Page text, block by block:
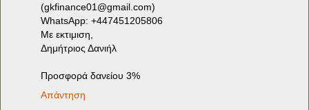
(gkfinance01@gmail.com)
WhatsApp: +447451205806
Με εκτιμιση,
Δημήτριος Δανιήλ
Προσφορά δανείου 3%
Απάντηση